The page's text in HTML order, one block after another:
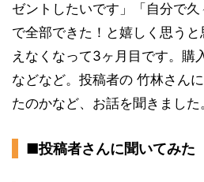
ゼントしたいです」「自分で
で全部できた！と嬉しく思う
えなくなって3ヶ月目です。購
などなど。投稿者の 竹林さん
たのかなど、お話を聞きました
■投稿者さんに聞いてみた